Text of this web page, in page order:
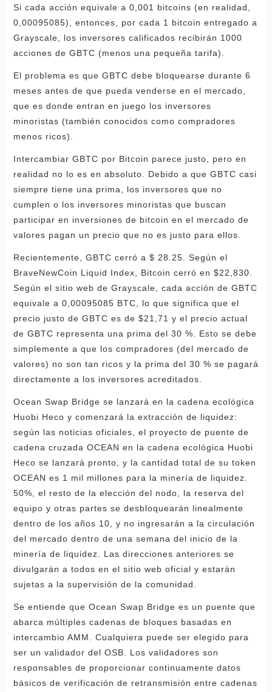
Si cada acción equivale a 0,001 bitcoins (en realidad,
0,00095085), entonces, por cada 1 bitcoin entregado a
Grayscale, los inversores calificados recibirán 1000
acciones de GBTC (menos una pequeña tarifa).
El problema es que GBTC debe bloquearse durante 6
meses antes de que pueda venderse en el mercado,
que es donde entran en juego los inversores
minoristas (también conocidos como compradores
menos ricos).
Intercambiar GBTC por Bitcoin parece justo, pero en
realidad no lo es en absoluto. Debido a que GBTC casi
siempre tiene una prima, los inversores que no
cumplen o los inversores minoristas que buscan
participar en inversiones de bitcoin en el mercado de
valores pagan un precio que no es justo para ellos.
Recientemente, GBTC cerró a $ 28.25. Según el
BraveNewCoin Liquid Index, Bitcoin cerró en $22,830.
Según el sitio web de Grayscale, cada acción de GBTC
equivale a 0,00095085 BTC, lo que significa que el
precio justo de GBTC es de $21,71 y el precio actual
de GBTC representa una prima del 30 %. Esto se debe
simplemente a que los compradores (del mercado de
valores) no son tan ricos y la prima del 30 % se pagará
directamente a los inversores acreditados.
Ocean Swap Bridge se lanzará en la cadena ecológica
Huobi Heco y comenzará la extracción de liquidez:
según las noticias oficiales, el proyecto de puente de
cadena cruzada OCEAN en la cadena ecológica Huobi
Heco se lanzará pronto, y la cantidad total de su token
OCEAN es 1 mil millones para la minería de liquidez.
50%, el resto de la elección del nodo, la reserva del
equipo y otras partes se desbloquearán linealmente
dentro de los años 10, y no ingresarán a la circulación
del mercado dentro de una semana del inicio de la
minería de liquidez. Las direcciones anteriores se
divulgarán a todos en el sitio web oficial y estarán
sujetas a la supervisión de la comunidad.
Se entiende que Ocean Swap Bridge es un puente que
abarca múltiples cadenas de bloques basadas en
intercambio AMM. Cualquiera puede ser elegido para
ser un validador del OSB. Los validadores son
responsables de proporcionar continuamente datos
básicos de verificación de retransmisión entre cadenas